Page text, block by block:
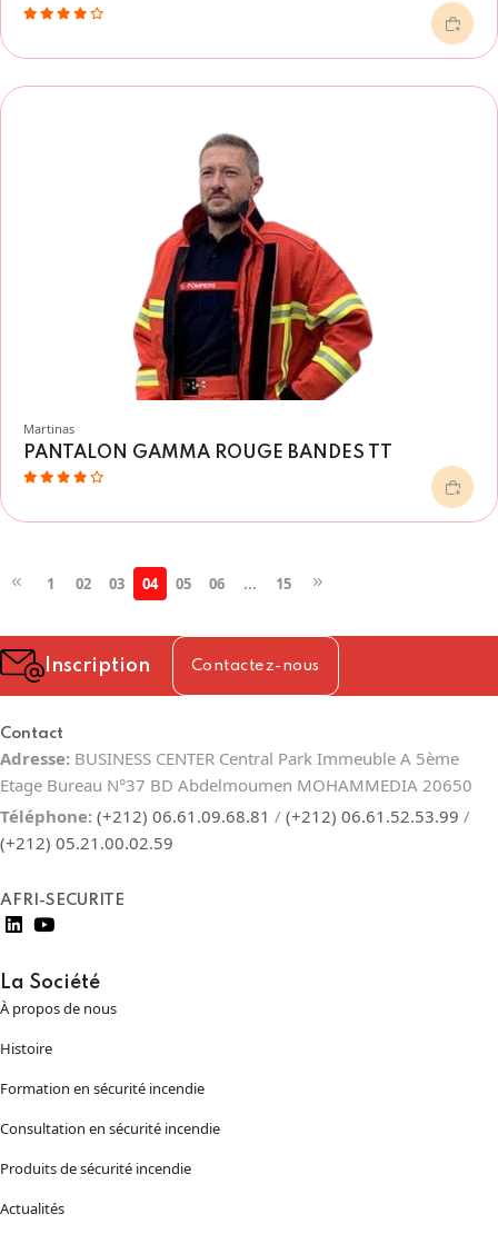
Martinas
PANTALON GAMMA ROUGE BANDES TT
1 02 03 04 05 06 ... 15
Inscription Contactez-nous
Contact
Adresse: BUSINESS CENTER Central Park Immeuble A 5ème
Etage Bureau N°37 BD Abdelmoumen MOHAMMEDIA 20650
Téléphone: (+212) 06.61.09.68.81 / (+212) 06.61.52.53.99 /
(+212) 05.21.00.02.59
AFRI-SECURITE
La Société
À propos de nous
Histoire
Formation en sécurité incendie
Consultation en sécurité incendie
Produits de sécurité incendie
Actualités